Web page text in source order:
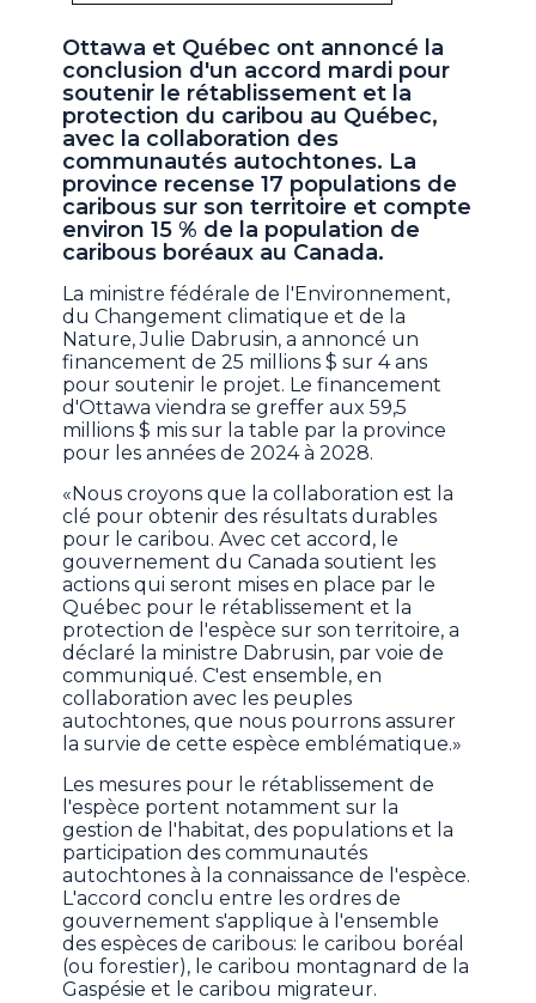
Ottawa et Québec ont annoncé la
conclusion d'un accord mardi pour
soutenir le rétablissement et la
protection du caribou au Québec,
avec la collaboration des
communautés autochtones. La
province recense 17 populations de
caribous sur son territoire et compte
environ 15 % de la population de
caribous boréaux au Canada.
La ministre fédérale de l'Environnement,
du Changement climatique et de la
Nature, Julie Dabrusin, a annoncé un
financement de 25 millions $ sur 4 ans
pour soutenir le projet. Le financement
d'Ottawa viendra se greffer aux 59,5
millions $ mis sur la table par la province
pour les années de 2024 à 2028.
«Nous croyons que la collaboration est la
clé pour obtenir des résultats durables
pour le caribou. Avec cet accord, le
gouvernement du Canada soutient les
actions qui seront mises en place par le
Québec pour le rétablissement et la
protection de l'espèce sur son territoire, a
déclaré la ministre Dabrusin, par voie de
communiqué. C'est ensemble, en
collaboration avec les peuples
autochtones, que nous pourrons assurer
la survie de cette espèce emblématique.»
Les mesures pour le rétablissement de
l'espèce portent notamment sur la
gestion de l'habitat, des populations et la
participation des communautés
autochtones à la connaissance de l'espèce.
L'accord conclu entre les ordres de
gouvernement s'applique à l'ensemble
des espèces de caribous: le caribou boréal
(ou forestier), le caribou montagnard de la
Gaspésie et le caribou migrateur.